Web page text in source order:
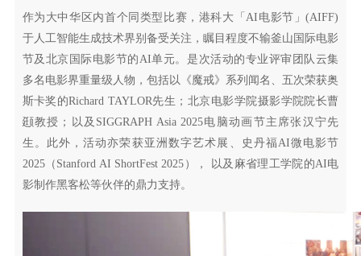
作为大中华区内首个同类型比赛，港科大「AI电影节」(AIFF)
于人工智能生成技术界别备受关注，瞩目程度不输釜山国际电影
节及北京国际电影节的AI单元。是次活动的专业评审团队云集
多名电影界重量级人物，包括以《魔戒》系列闻名、五次荣获奥
斯卡奖的Richard TAYLOR先生；北京电影学院摄影学院院长曹
颋教授；以及SIGGRAPH Asia 2025电脑动画节主席张汉宁先
生。此外，活动亦荣获亚洲数字艺术展、史丹福AI微电影节
2025（Stanford AI ShortFest 2025）， 以及麻省理工学院的AI电
影制作黑客松等伙伴的鼎力支持。